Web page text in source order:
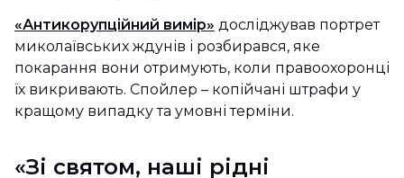
«Антикорупційний вимір» досліджував портрет
миколаївських ждунів і розбирався, яке
покарання вони отримують, коли правоохоронці
їх викривають. Спойлер – копійчані штрафи у
кращому випадку та умовні терміни.
«Зі святом, наші рідні